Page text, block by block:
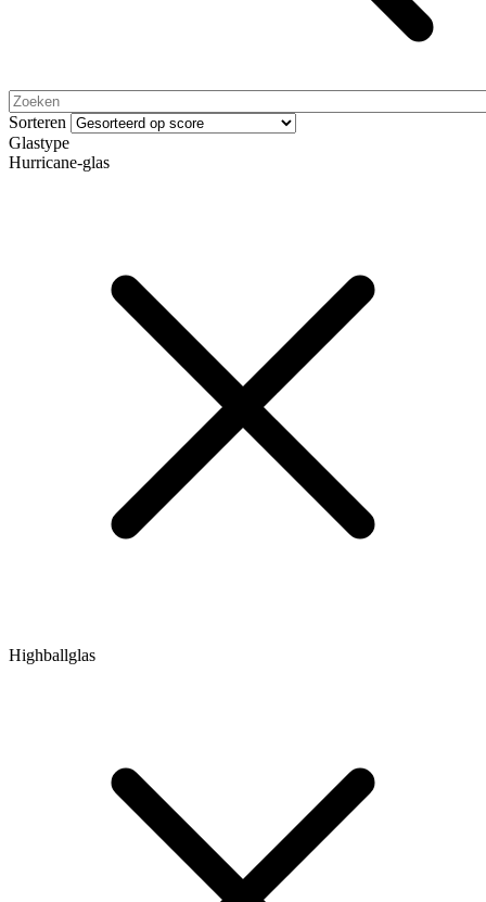
Sorteren
Glastype
Hurricane-glas
Highballglas